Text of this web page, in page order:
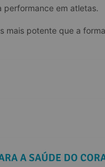
performance em atletas.
mais potente que a
A SAÚDE DO